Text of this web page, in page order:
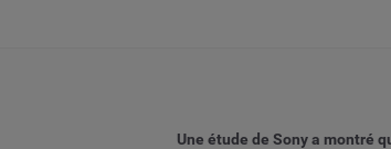
Une étude de Sony a montré